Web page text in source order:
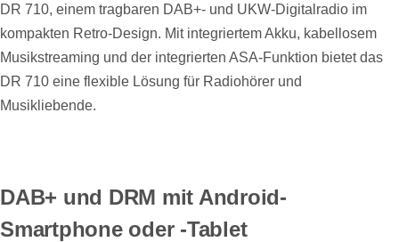
DR 710, einem tragbaren DAB+- und UKW-Digitalradio im
kompakten Retro-Design. Mit integriertem Akku, kabellosem
Musikstreaming und der integrierten ASA-Funktion bietet das
DR 710 eine flexible Lösung für Radiohörer und
Musikliebende.
DAB+ und DRM mit Android-
Smartphone oder -Tablet